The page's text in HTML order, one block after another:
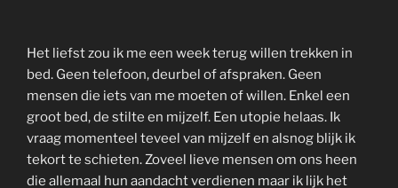
Het liefst zou ik me een week terug willen trekken in
bed. Geen telefoon, deurbel of afspraken. Geen
mensen die iets van me moeten of willen. Enkel een
groot bed, de stilte en mijzelf. Een utopie helaas. Ik
vraag momenteel teveel van mijzelf en alsnog blijk ik
tekort te schieten. Zoveel lieve mensen om ons heen
die allemaal hun aandacht verdienen maar ik lijk het